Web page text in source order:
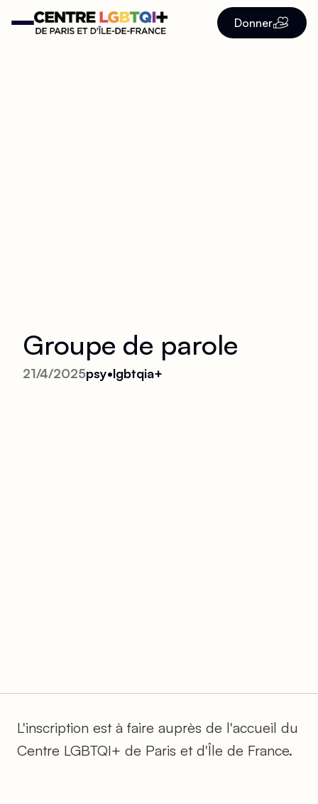
Donner
Groupe de parole
21/4/2025psy•lgbtqia+
L'inscription est à faire auprès de l'accueil du
Centre LGBTQI+ de Paris et d'Île de France.